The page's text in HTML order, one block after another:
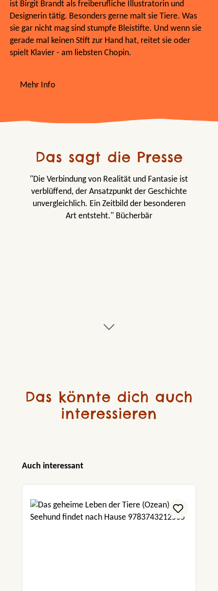
ist Birgit Brandt als freiberufliche Illustratorin und
Designerin tätig. Besonders gerne malt sie Tiere. Was
sie gar nicht mag sind stumpfe Bleistifte. Und wenn sie
gerade mal keinen Stift zur Hand hat, reitet sie oder
spielt Klavier - am liebsten Chopin.
Mehr Info
Das sagt die Presse
"Die Verbindung von Realität und Fantasie ist
verblüffend, der Ansatzpunkt der Geschichte
unvergleichlich. Ein Zeitbild der besonderen
Art entsteht." Bücherbär
Das könnte dich auch
interessieren
Produktgalerie überspringen
Auch interessant